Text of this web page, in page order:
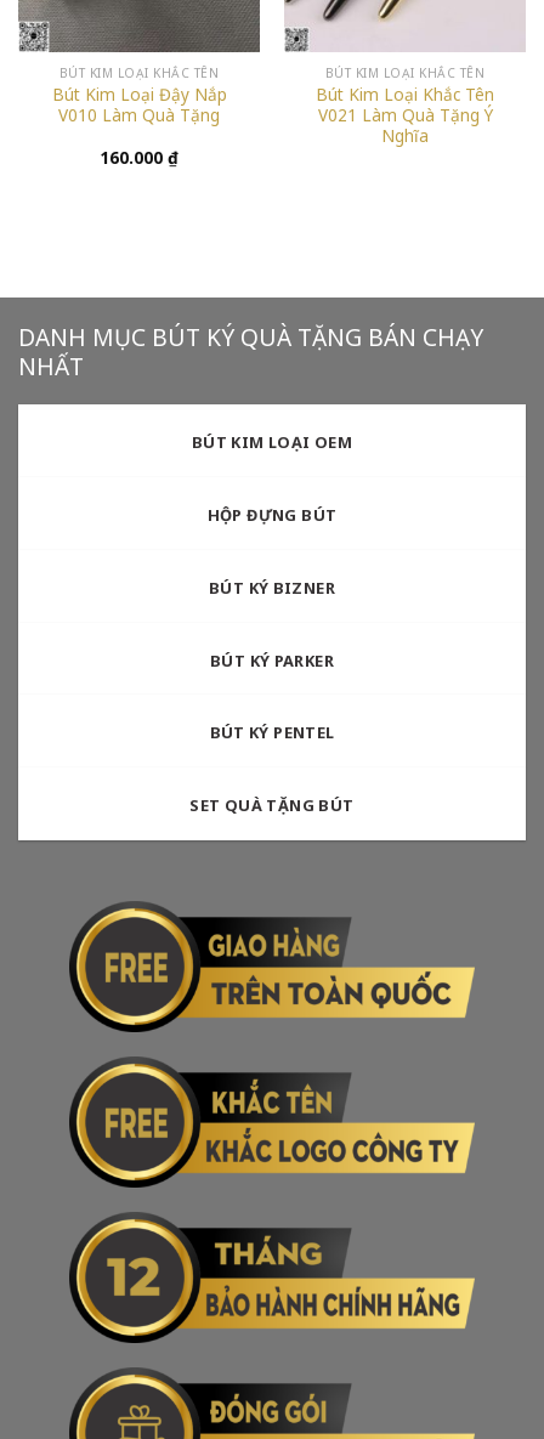
BÚT KIM LOẠI KHẮC TÊN
Bút Kim Loại Đậy Nắp
V010 Làm Quà Tặng
160.000 ₫
BÚT KIM LOẠI KHẮC TÊN
Bút Kim Loại Khắc Tên
V021 Làm Quà Tặng Ý
Nghĩa
DANH MỤC BÚT KÝ QUÀ TẶNG BÁN CHẠY
NHẤT
BÚT KIM LOẠI OEM
HỘP ĐỰNG BÚT
BÚT KÝ BIZNER
BÚT KÝ PARKER
BÚT KÝ PENTEL
SET QUÀ TẶNG BÚT